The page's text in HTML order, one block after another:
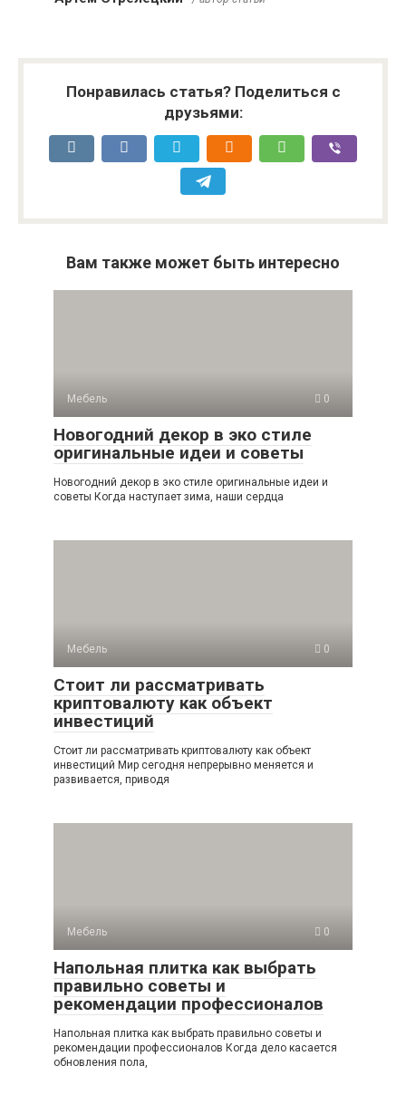
Понравилась статья? Поделиться с
друзьями:
Вам также может быть интересно
Мебель 0
Новогодний декор в эко стиле
оригинальные идеи и советы
Новогодний декор в эко стиле оригинальные идеи и
советы Когда наступает зима, наши сердца
Мебель 0
Стоит ли рассматривать
криптовалюту как объект
инвестиций
Стоит ли рассматривать криптовалюту как объект
инвестиций Мир сегодня непрерывно меняется и
развивается, приводя
Мебель 0
Напольная плитка как выбрать
правильно советы и
рекомендации профессионалов
Напольная плитка как выбрать правильно советы и
рекомендации профессионалов Когда дело касается
обновления пола,